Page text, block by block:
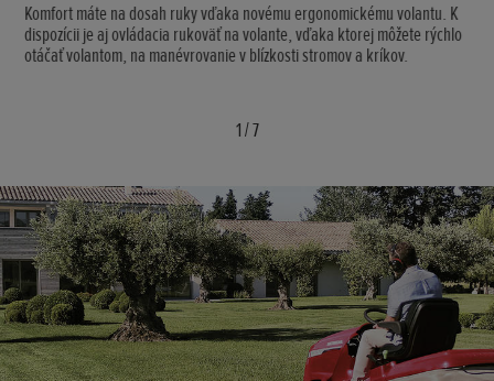
Komfort máte na dosah ruky vďaka novému ergonomickému volantu. K
dispozícii je aj ovládacia rukoväť na volante, vďaka ktorej môžete rýchlo
otáčať volantom, na manévrovanie v blízkosti stromov a kríkov.
1/7